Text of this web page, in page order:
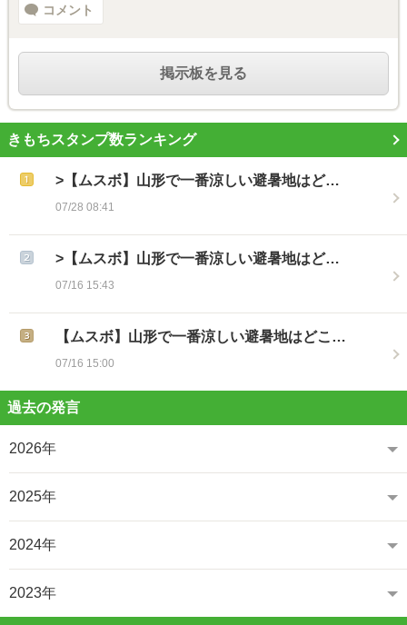
コメント
掲示板を見る
きもちスタンプ数ランキング
>【ムスボ】山形で一番涼しい避暑地はど…
07/28 08:41
>【ムスボ】山形で一番涼しい避暑地はど…
07/16 15:43
【ムスボ】山形で一番涼しい避暑地はどこ…
07/16 15:00
過去の発言
2026年
2025年
2024年
2023年